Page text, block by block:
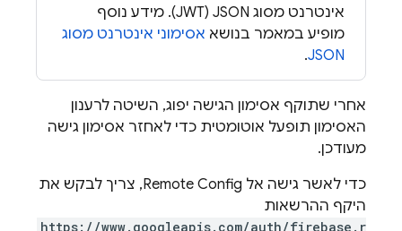
אינטרנט מסוג JSON‏ (JWT). מידע נוסף
מופיע במאמר בנושא אסימוני אינטרנט מסוג
JSON
.
אחרי שתוקף אסימון הגישה יפוג, השיטה לרענון
האסימון תופעל אוטומטית כדי לאחזר אסימון גישה
מעודכן.
כדי לאשר גישה אל Remote Config, צריך לבקש את
היקף ההרשאות
https://www.googleapis.com/auth/firebase.r